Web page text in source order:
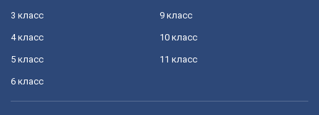
3 класс
4 класс
5 класс
6 класс
9 класс
10 класс
11 класс